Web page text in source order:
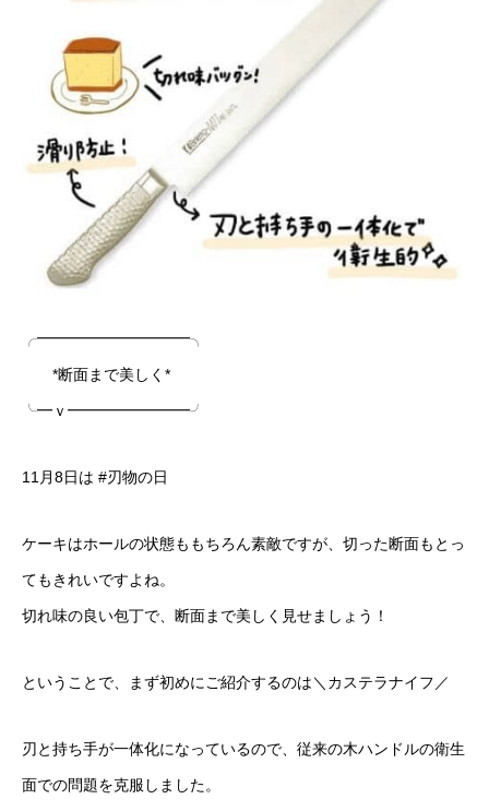
╭━━━━━━━━━━╮
*断面まで美しく*
╰━ｖ━━━━━━━━╯
11月8日は #刃物の日
ケーキはホールの状態ももちろん素敵ですが、切った断面もとっ
てもきれいですよね。
切れ味の良い包丁で、断面まで美しく見せましょう！
ということで、まず初めにご紹介するのは＼カステラナイフ／
刃と持ち手が一体化になっているので、従来の木ハンドルの衛生
面での問題を克服しました。